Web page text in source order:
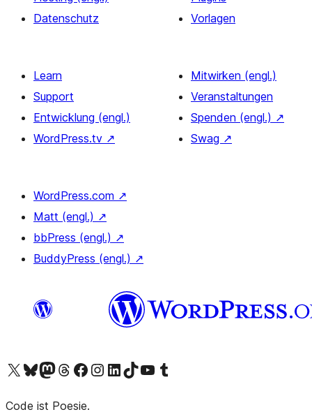
Datenschutz
Vorlagen
Learn
Support
Entwicklung (engl.)
WordPress.tv ↗
Mitwirken (engl.)
Veranstaltungen
Spenden (engl.) ↗
Swag ↗
WordPress.com ↗
Matt (engl.) ↗
bbPress (engl.) ↗
BuddyPress (engl.) ↗
Das X-Konto (früher Twitter) von WordPress.org besuchen
Das Bluesky-Konto von WordPress.org besuchen
Das Mastodon-Konto von WordPress.org besuchen
Das Threads-Konto von WordPress.org besuchen
Die Facebook-Seite von WordPress.org besuchen
Das Instagram-Konto von WordPress.org besuchen
Das LinkedIn-Konto von WordPress.org besuchen
Das TikTok-Konto von WordPress.org besuchen
Den YouTube-Kanal von WordPress.org besuchen
Das Tumblr-Konto von WordPress.org besuchen
Code ist Poesie.